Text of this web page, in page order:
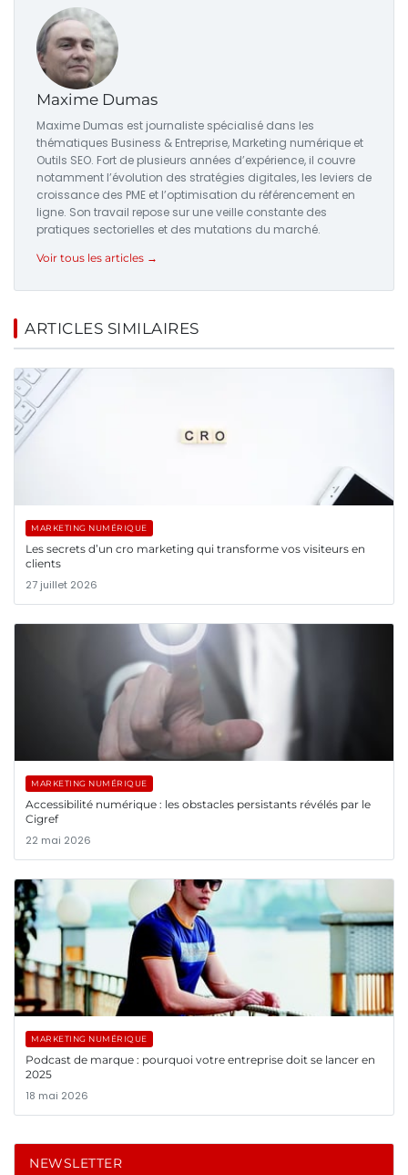
Maxime Dumas
Maxime Dumas est journaliste spécialisé dans les
thématiques Business & Entreprise, Marketing numérique et
Outils SEO. Fort de plusieurs années d’expérience, il couvre
notamment l’évolution des stratégies digitales, les leviers de
croissance des PME et l’optimisation du référencement en
ligne. Son travail repose sur une veille constante des
pratiques sectorielles et des mutations du marché.
Voir tous les articles →
ARTICLES SIMILAIRES
MARKETING NUMÉRIQUE
Les secrets d’un cro marketing qui transforme vos visiteurs en
clients
27 juillet 2026
MARKETING NUMÉRIQUE
Accessibilité numérique : les obstacles persistants révélés par le
Cigref
22 mai 2026
MARKETING NUMÉRIQUE
Podcast de marque : pourquoi votre entreprise doit se lancer en
2025
18 mai 2026
NEWSLETTER